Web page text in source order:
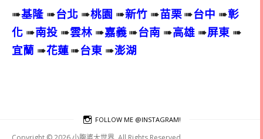
➠基隆 ➠台北 ➠桃園 ➠新竹 ➠苗栗➠台中 ➠彰
化 ➠南投 ➠雲林 ➠嘉義➠台南 ➠高雄 ➠屏東 ➠
宜蘭 ➠花蓮➠台東 ➠澎湖
FOLLOW ME @INSTAGRAM!